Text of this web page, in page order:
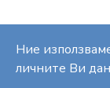
Ние
личните Ви